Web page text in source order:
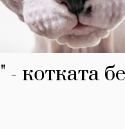
котката